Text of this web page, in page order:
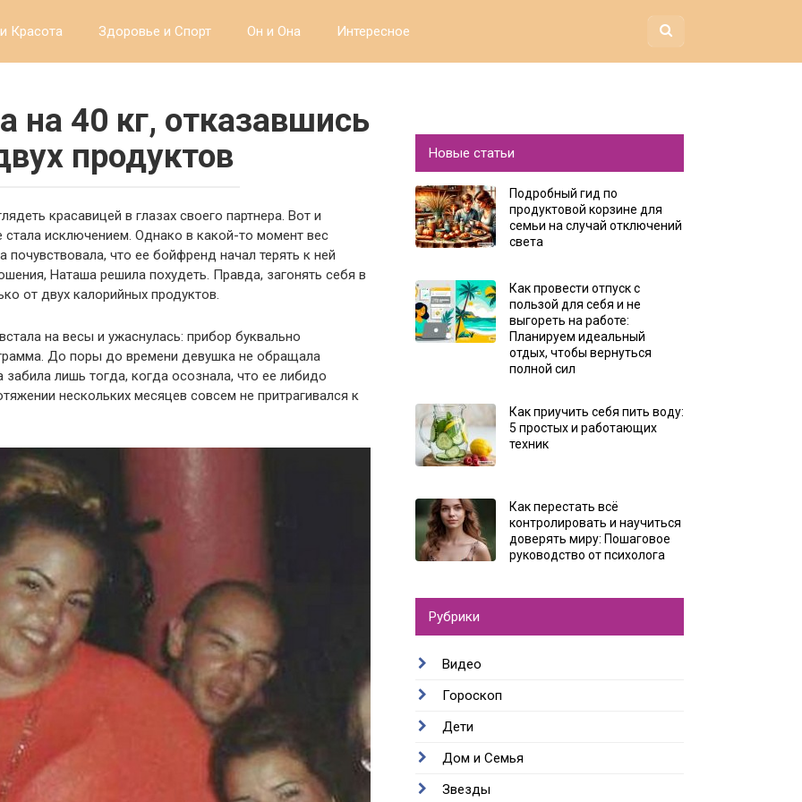
Красота Здоровье и Спорт Он и Она Интересное
на 40 кг, отказавшись
продуктов
красавицей в глазах своего партнера. Вот и
исключением. Однако в какой-то момент вес
что ее бойфренд начал терять к ней
Наташа решила похудеть. Правда, загонять себя в
от двух калорийных продуктов.
на весы и ужаснулась: прибор буквально
До поры до времени девушка не обращала
забила лишь тогда, когда осознала, что ее либидо
нескольких месяцев совсем не притрагивался к
Новые статьи
Подробный гид по
продуктовой корзине для
семьи на случай отключений
света
Как провести отпуск с
пользой для себя и не
выгореть на работе:
Планируем идеальный
отдых, чтобы вернуться
полной сил
Как приучить себя пить воду:
5 простых и работающих
техник
Как перестать всё
контролировать и научиться
доверять миру: Пошаговое
руководство от психолога
Рубрики
Видео
Гороскоп
Дети
Дом и Семья
Звезды